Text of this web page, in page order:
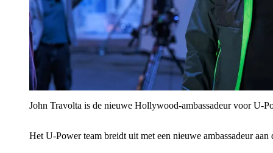
John Travolta is de nieuwe Hollywood-ambassadeur voor
Het U‑Power team breidt uit met een nieuwe ambassadeur